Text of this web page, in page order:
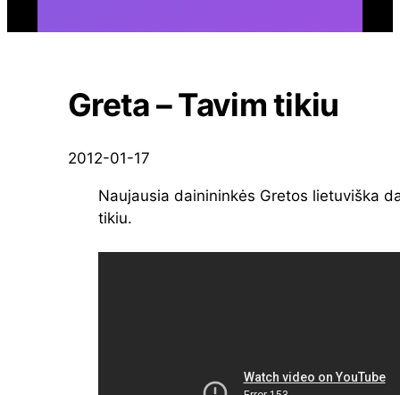
Greta – Tavim tikiu
2012-01-17
Naujausia dainininkės Gretos lietuviška
tikiu.